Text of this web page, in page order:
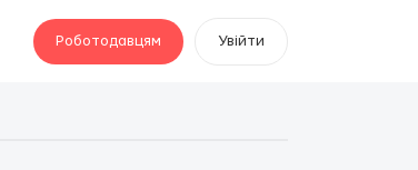
Роботодавцям Увійти